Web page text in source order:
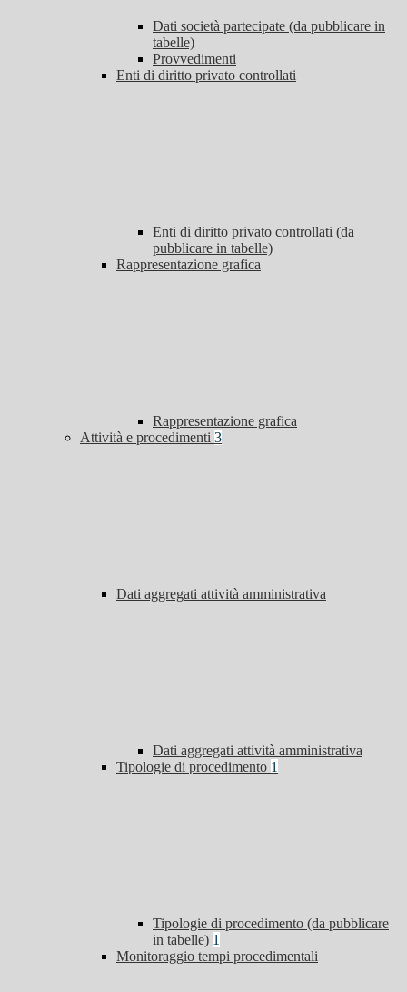
Dati società partecipate (da pubblicare in
tabelle)
Provvedimenti
Enti di diritto privato controllati
Enti di diritto privato controllati (da
pubblicare in tabelle)
Rappresentazione grafica
Rappresentazione grafica
Attività e procedimenti 3
Dati aggregati attività amministrativa
Dati aggregati attività amministrativa
Tipologie di procedimento 1
Tipologie di procedimento (da pubblicare
in tabelle) 1
Monitoraggio tempi procedimentali